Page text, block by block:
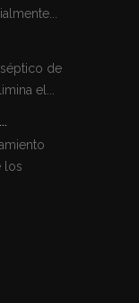
de
el...
los